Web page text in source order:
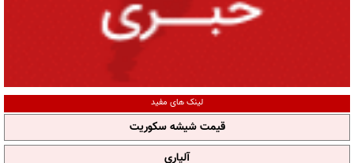
لینک های مفید
قیمت شیشه سکوریت
آلپاری